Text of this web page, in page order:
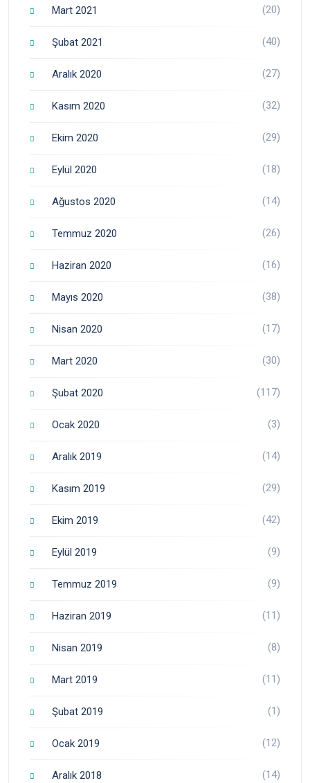
Mart 2021 (20)
Şubat 2021 (40)
Aralık 2020 (27)
Kasım 2020 (32)
Ekim 2020 (29)
Eylül 2020 (18)
Ağustos 2020 (14)
Temmuz 2020 (26)
Haziran 2020 (16)
Mayıs 2020 (38)
Nisan 2020 (17)
Mart 2020 (30)
Şubat 2020 (117)
Ocak 2020 (3)
Aralık 2019 (14)
Kasım 2019 (29)
Ekim 2019 (42)
Eylül 2019 (9)
Temmuz 2019 (9)
Haziran 2019 (11)
Nisan 2019 (8)
Mart 2019 (11)
Şubat 2019 (1)
Ocak 2019 (12)
Aralık 2018 (14)